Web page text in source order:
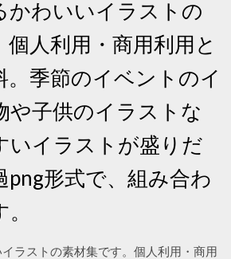
かわいいイラストの
人利用・商用利用と
。季節のイベントのイ
や子供のイラストな
いイラストが盛りだ
png形式で、組み合わ
ラストの素材集です。個人利用・商用